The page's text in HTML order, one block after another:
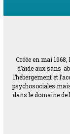
Créée en mai
d’aide aux sans-
l’hébergement et
psychosociales
dans le domaine de